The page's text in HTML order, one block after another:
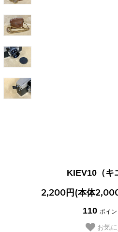
KIEV10（キ
2,200円(本体
110 ポイ
お気